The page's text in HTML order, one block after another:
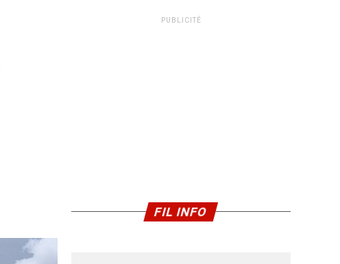
PUBLICITÉ
FIL INFO